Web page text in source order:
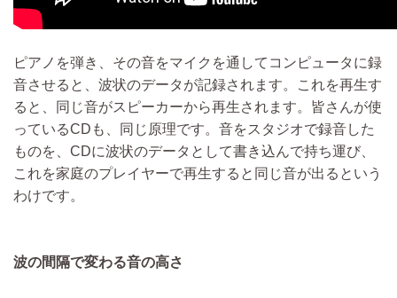
ピアノを弾き、その音をマイクを通してコンピュータに録
音させると、波状のデータが記録されます。これを再生す
ると、同じ音がスピーカーから再生されます。皆さんが使
っているCDも、同じ原理です。音をスタジオで録音した
ものを、CDに波状のデータとして書き込んで持ち運び、
これを家庭のプレイヤーで再生すると同じ音が出るという
わけです。
波の間隔で変わる音の高さ